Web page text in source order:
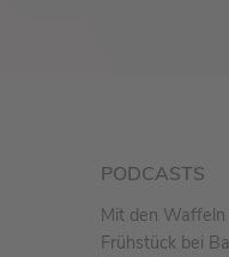
PODCASTS
Mit den
Frühstück bei